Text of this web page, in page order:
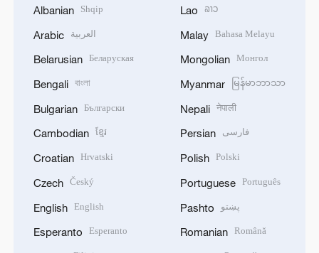
Albanian Shqip
Arabic العربية
Belarusian Беларуская
Bengali বাংলা
Bulgarian Български
Cambodian ខ្មែរ
Croatian Hrvatski
Czech Český
English English
Esperanto Esperanto
Lao ລາວ
Malay Bahasa Melayu
Mongolian Монгол
Myanmar မြန်မာဘာသာ
Nepali नेपाली
Persian فارسی
Polish Polski
Portuguese Português
Pashto پښتو
Romanian Română